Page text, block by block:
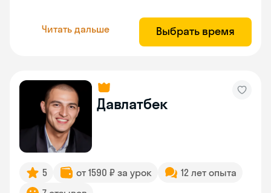
Читать дальше Выбрать время
Давлатбек
5 от 1590 ₽ за урок
12 лет опыта